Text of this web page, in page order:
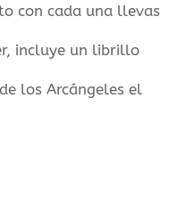
con cada una llevas
incluye un librillo
los Arcángeles el